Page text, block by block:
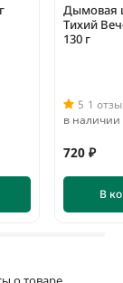
Дымовая
Тихий
130 г
5 1
в наличии
720 ₽
В